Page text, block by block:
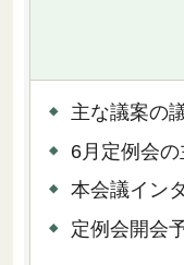
主な議案の
6月定例会の
本会議イン
定例会開会